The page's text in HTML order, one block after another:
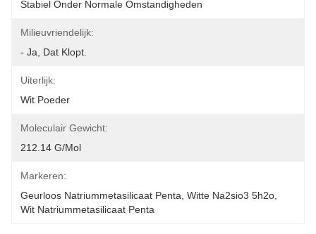
Stabiel Onder Normale Omstandigheden
Milieuvriendelijk:
- Ja, Dat Klopt.
Uiterlijk:
Wit Poeder
Moleculair Gewicht:
212.14 G/mol
Markeren:
Geurloos Natriummetasilicaat Penta Witte Na2sio3 5h2o
Wit Natriummetasilicaat Penta